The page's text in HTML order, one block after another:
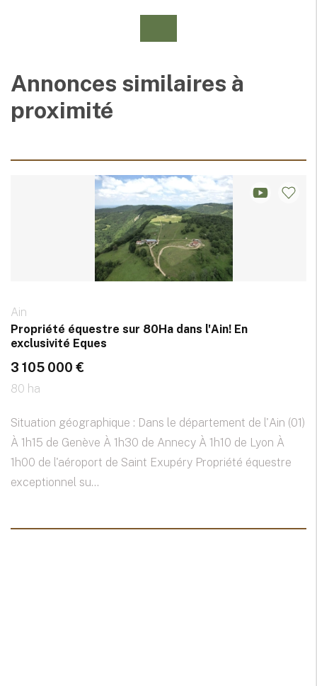
Annonces similaires à
proximité
Ain
Propriété équestre sur 80Ha dans l'Ain! En
exclusivité Eques
3 105 000 €
80 ha
Situation géographique : Dans le département de l'Ain (01)
À 1h15 de Genève À 1h30 de Annecy À 1h10 de Lyon À
1h00 de l'aéroport de Saint Exupéry Propriété équestre
exceptionnel su...